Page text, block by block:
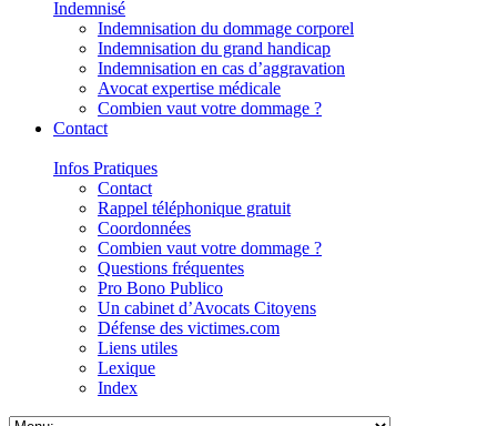
Indemnisé
Indemnisation du dommage corporel
Indemnisation du grand handicap
Indemnisation en cas d’aggravation
Avocat expertise médicale
Combien vaut votre dommage ?
Contact
Infos Pratiques
Contact
Rappel téléphonique gratuit
Coordonnées
Combien vaut votre dommage ?
Questions fréquentes
Pro Bono Publico
Un cabinet d’Avocats Citoyens
Défense des victimes.com
Liens utiles
Lexique
Index